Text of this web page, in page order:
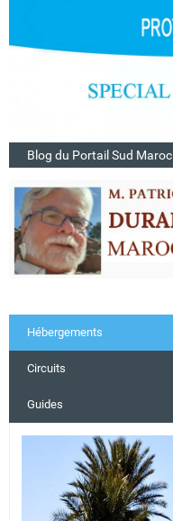
Blog du Portail Sud Maroc
Hébergements
Circuits
Guides